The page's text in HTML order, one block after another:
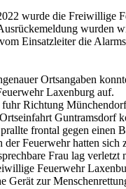
wurde die Freiwillige
wurden
Einsatzleiter die
Ortsangaben
Laxenburg auf.
Richtung
Guntramsdorf
frontal gegen einen
Feuerwehr hatten sich
Frau lag
Feuerwehr
Gerät zur